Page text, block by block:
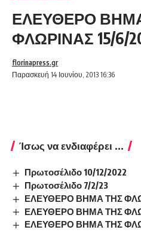
ΕΛΕΥΘΕΡΟ
ΦΛΩΡΙΝΑΣ 15/6/
Παρασκευή 14 Ιουνίου, 2013 16:36
florinapress.gr
Ίσως να ενδιαφέρει ...
Πρωτοσέλιδο 10/12/2022
Πρωτοσέλιδο 7/2/23
ΕΛΕΥΘΕΡΟ ΒΗΜΑ ΤΗΣ
ΕΛΕΥΘΕΡΟ ΒΗΜΑ ΤΗΣ
ΕΛΕΥΘΕΡΟ ΒΗΜΑ ΤΗΣ